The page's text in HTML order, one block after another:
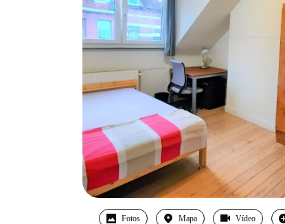
Fotos Mapa Vídeo